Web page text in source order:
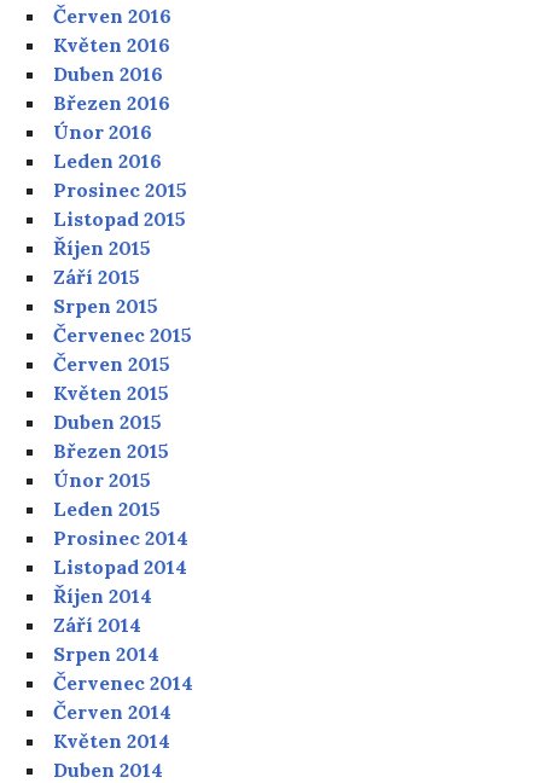
Červen 2016
Květen 2016
Duben 2016
Březen 2016
Únor 2016
Leden 2016
Prosinec 2015
Listopad 2015
Říjen 2015
Září 2015
Srpen 2015
Červenec 2015
Červen 2015
Květen 2015
Duben 2015
Březen 2015
Únor 2015
Leden 2015
Prosinec 2014
Listopad 2014
Říjen 2014
Září 2014
Srpen 2014
Červenec 2014
Červen 2014
Květen 2014
Duben 2014